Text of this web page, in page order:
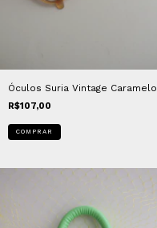
Óculos Suria Vintage Caramelo
R$107,00
COMPRAR